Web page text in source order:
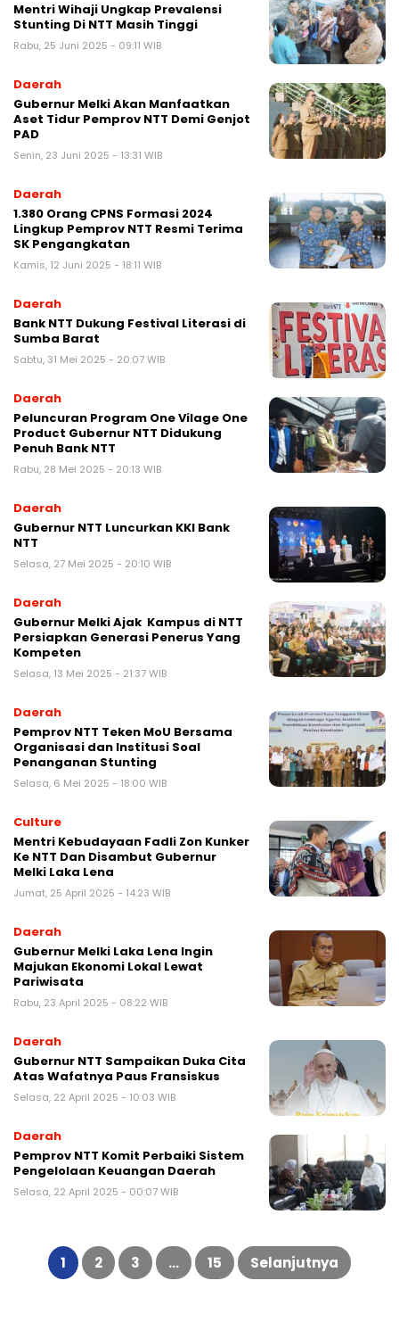
Mentri Wihaji Ungkap Prevalensi
Stunting Di NTT Masih Tinggi
Rabu, 25 Juni 2025 - 09:11 WIB
Daerah
Gubernur Melki Akan Manfaatkan
Aset Tidur Pemprov NTT Demi Genjot
PAD
Senin, 23 Juni 2025 - 13:31 WIB
Daerah
1.380 Orang CPNS Formasi 2024
Lingkup Pemprov NTT Resmi Terima
SK Pengangkatan
Kamis, 12 Juni 2025 - 18:11 WIB
Daerah
Bank NTT Dukung Festival Literasi di
Sumba Barat
Sabtu, 31 Mei 2025 - 20:07 WIB
Daerah
Peluncuran Program One Vilage One
Product Gubernur NTT Didukung
Penuh Bank NTT
Rabu, 28 Mei 2025 - 20:13 WIB
Daerah
Gubernur NTT Luncurkan KKI Bank
NTT
Selasa, 27 Mei 2025 - 20:10 WIB
Daerah
Gubernur Melki Ajak Kampus di NTT
Persiapkan Generasi Penerus Yang
Kompeten
Selasa, 13 Mei 2025 - 21:37 WIB
Daerah
Pemprov NTT Teken MoU Bersama
Organisasi dan Institusi Soal
Penanganan Stunting
Selasa, 6 Mei 2025 - 18:00 WIB
Culture
Mentri Kebudayaan Fadli Zon Kunker
Ke NTT Dan Disambut Gubernur
Melki Laka Lena
Jumat, 25 April 2025 - 14:23 WIB
Daerah
Gubernur Melki Laka Lena Ingin
Majukan Ekonomi Lokal Lewat
Pariwisata
Rabu, 23 April 2025 - 08:22 WIB
Daerah
Gubernur NTT Sampaikan Duka Cita
Atas Wafatnya Paus Fransiskus
Selasa, 22 April 2025 - 10:03 WIB
Daerah
Pemprov NTT Komit Perbaiki Sistem
Pengelolaan Keuangan Daerah
Selasa, 22 April 2025 - 00:07 WIB
Paginasi
pos
1 2 3 … 15 Selanjutnya